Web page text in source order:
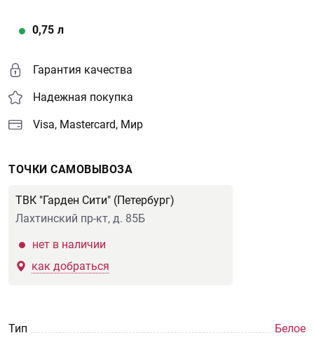
0,75 л
Гарантия качества
Надежная покупка
Visa, Mastercard, Мир
ТОЧКИ САМОВЫВОЗА
ТВК "Гарден Сити" (Петербург)
Лахтинский пр-кт, д. 85Б
нет в наличии
как добраться
Тип Белое